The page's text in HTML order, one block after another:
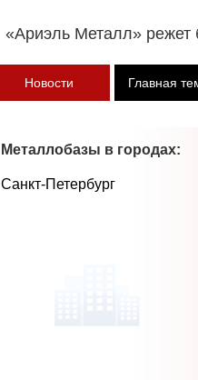
«Ариэль Металл» режет
Новости Главная
Металлобазы в городах:
Санкт-Петербург